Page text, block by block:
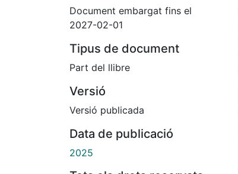
Document embargat fins el
2027-02-01
Tipus de document
Part del llibre
Versió
Versió publicada
Data de publicació
2025